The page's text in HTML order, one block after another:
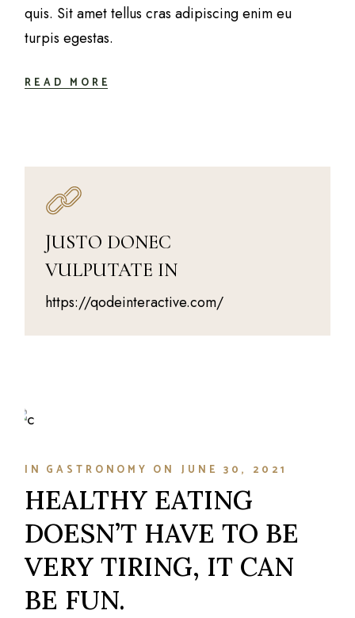
quis. Sit amet tellus cras adipiscing enim eu
turpis egestas.
READ MORE
JUSTO DONEC
VULPUTATE IN
https://qodeinteractive.com/
IN GASTRONOMY ON JUNE 30, 2021
HEALTHY EATING
DOESN’T HAVE TO BE
VERY TIRING, IT CAN
BE FUN.